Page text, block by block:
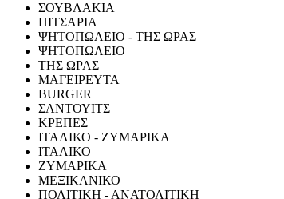
ΣΟΥΒΛΑΚΙΑ
ΠΙΤΣΑΡΙΑ
ΨΗΤΟΠΩΛΕΙΟ - ΤΗΣ ΩΡΑΣ
ΨΗΤΟΠΩΛΕΙΟ
ΤΗΣ ΩΡΑΣ
ΜΑΓΕΙΡΕΥΤΑ
BURGER
ΣΑΝΤΟΥΙΤΣ
ΚΡΕΠΕΣ
ΙΤΑΛΙΚΟ - ΖΥΜΑΡΙΚΑ
ΙΤΑΛΙΚΟ
ΖΥΜΑΡΙΚΑ
ΜΕΞΙΚΑΝΙΚΟ
ΠΟΛΙΤΙΚΗ - ΑΝΑΤΟΛΙΤΙΚΗ